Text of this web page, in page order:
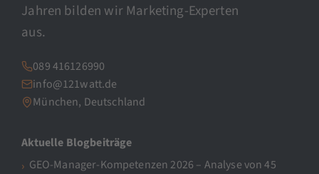
Jahren bilden wir Marketing-Experten
aus.
089 416126990
info@121watt.de
München, Deutschland
Aktuelle Blogbeiträge
GEO-Manager-Kompetenzen 2026 – Analyse von 45